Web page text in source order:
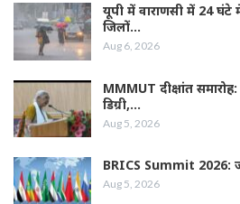
यूपी में वाराणसी में 24 घंटे
जिलों…
Aug 6, 2026
MMMUT दीक्षांत
डिग्री,…
Aug 5, 2026
BRICS Summit 2026:
Aug 5, 2026